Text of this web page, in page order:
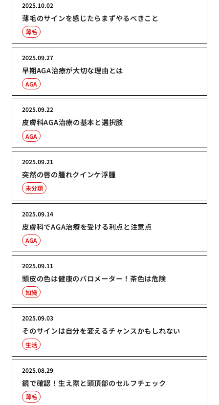
薄毛のサインを感じたらまずやるべきこと
2025.10.02
薄毛
早期AGA治療が大切な理由とは
2025.09.27
AGA
皮膚科AGA治療の基本と選択肢
2025.09.22
AGA
突然の唇の腫れクインケ浮腫
2025.09.21
未分類
皮膚科でAGA治療を受ける利点と注意点
2025.09.14
AGA
頭皮の色は健康のバロメーター！茶色は危険
2025.09.11
知識
そのサインは自分を変えるチャンスかもしれない
2025.09.03
生活
鏡で確認！生え際と頭頂部のセルフチェック
2025.08.29
薄毛